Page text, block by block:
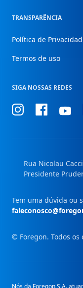
TRANSPARÊNCIA
Política de
Termos de uso
SIGA NOSSAS REDES
ConheçaConheça
Rua Nicolau
Presidente
Tem uma dúvida ou
© Foregon. Todos
Nós da Foregon S.A.